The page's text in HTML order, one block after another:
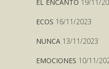
EL ENCANTO 19/11/
ECOS 16/11/2023
NUNCA 13/11/2023
EMOCIONES 10/11/